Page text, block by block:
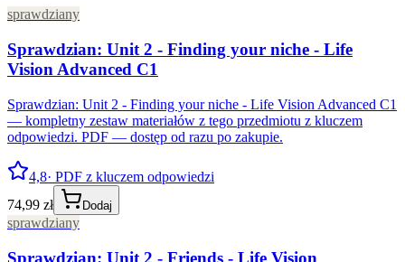
sprawdziany
Sprawdzian: Unit 2 - Finding your niche - Life
Vision Advanced C1
Sprawdzian: Unit 2 - Finding your niche - Life Vision Advanced C1
— kompletny zestaw materiałów z tego przedmiotu z kluczem
odpowiedzi. PDF — dostęp od razu po zakupie.
4,8· PDF z kluczem odpowiedzi
74,99 zł
Dodaj
sprawdziany
Sprawdzian: Unit 2 - Friends - Life Vision